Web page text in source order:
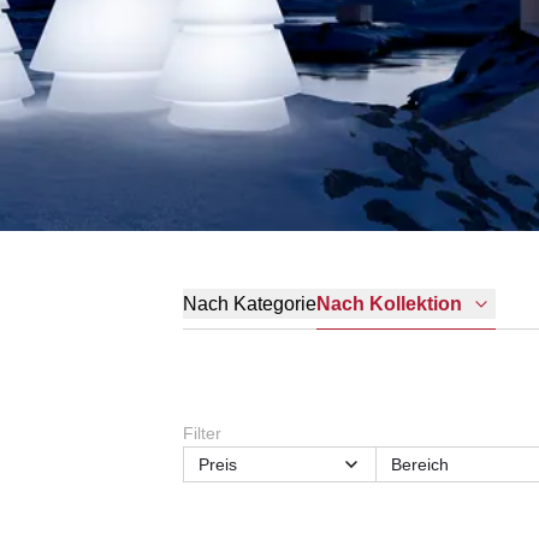
Nach KategorieNach Kollektion
Filter
Preis
Bereich